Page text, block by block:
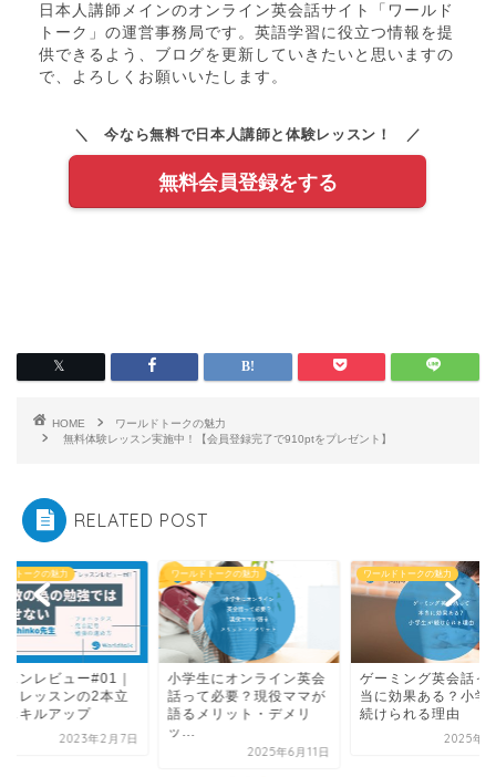
日本人講師メインのオンライン英会話サイト「ワールド
トーク」の運営事務局です。英語学習に役立つ情報を提
供できるよう、ブログを更新していきたいと思いますの
で、よろしくお願いいたします。
＼ 今なら無料で日本人講師と体験レッスン！ ／
無料会員登録をする
HOME
ワールドトークの魅力
無料体験レッスン実施中！【会員登録完了で910ptをプレゼント】
RELATED POST
ドトークの魅力
スンレビュー#01｜
とレッスンの2本立
スキルアップ
2023年2月7日
ワールドトークの魅力
小学生にオンライン英会
話って必要？現役ママが
語るメリット・デメリ
ッ...
2025年6月11日
ワールドトークの魅力
ゲーミング英会話っ
当に効果ある？小学
続けられる理由
2025年9